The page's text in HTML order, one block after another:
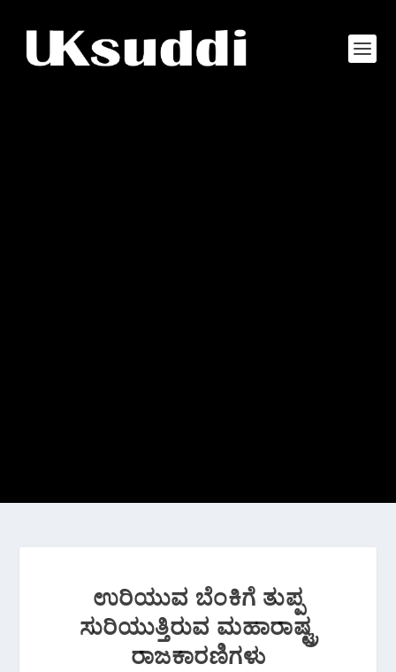
ಉರಿಯುವ ಬೆಂಕಿಗೆ ತುಪ್ಪ
ಸುರಿಯುತ್ತಿರುವ ಮಹಾರಾಷ್ಟ್ರ
ರಾಜಕಾರಣಿಗಳು